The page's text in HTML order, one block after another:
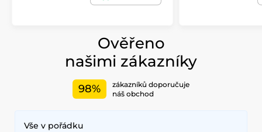
Ověřeno
našimi zákazníky
98%
zákazníků doporučuje
náš obchod
Vše v pořádku